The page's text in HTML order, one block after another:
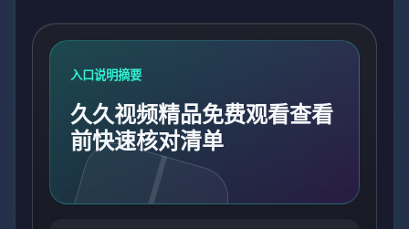
入口说明摘要
久久视频精品免费观看查看
前快速核对清单